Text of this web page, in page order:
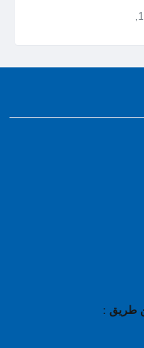
طريق :